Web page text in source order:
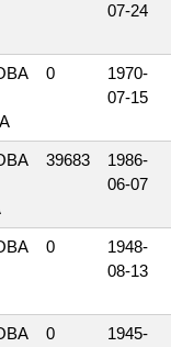
07-24
0
1970-
07-15
39683
1986-
06-07
0
1948-
08-13
0
1945-